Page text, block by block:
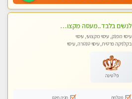
לנשים בלבד..מעסה מקצועי לנשים בלבד
עיסוי מפנק, עיסוי מקצועי, עיסוי
בקלניקה פרטית, עיסוי טנטרה, עיסוי
פלטינה
מקלחת
חניה חינם